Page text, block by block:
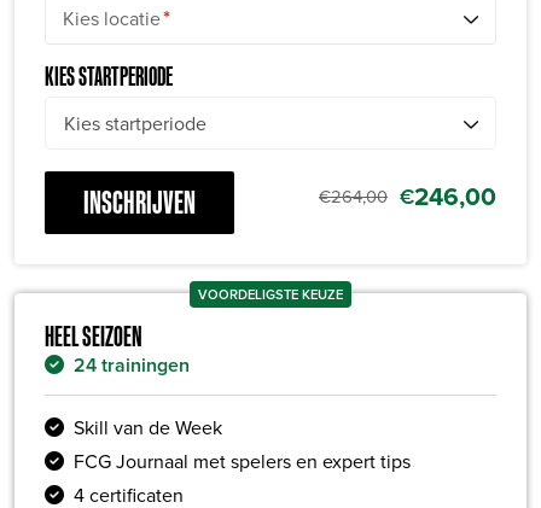
Kies locatie*
KIES STARTPERIODE
INSCHRIJVEN €264,00 €246,00
VOORDELIGSTE KEUZE
HEEL SEIZOEN
24 trainingen
Skill van de Week
FCG Journaal met spelers en expert tips
4 certificaten